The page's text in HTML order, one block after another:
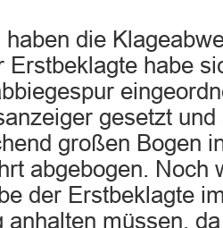
haben die
Erstbeklagte habe
gesetzt
großen Bogen
abgebogen. Noch
der Erstbeklagte
anhalten müssen,